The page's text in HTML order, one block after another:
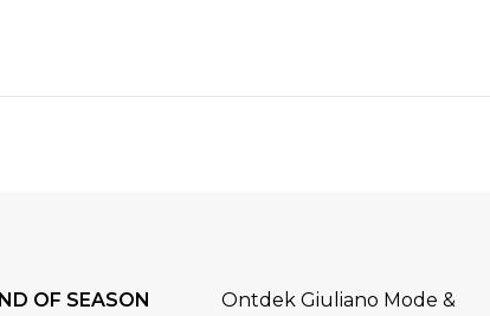
OF SEASON
Ontdek Giuliano Mode &